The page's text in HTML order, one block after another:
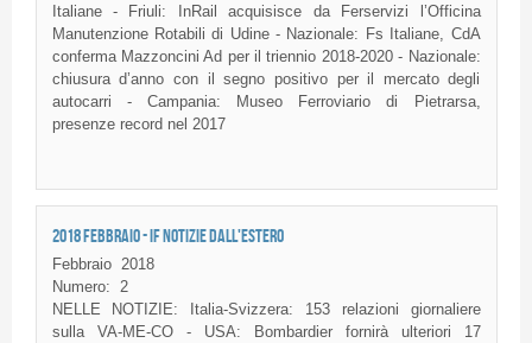
Italiane - Friuli: InRail acquisisce da Ferservizi l’Officina
Manutenzione Rotabili di Udine - Nazionale: Fs Italiane, CdA
conferma Mazzoncini Ad per il triennio 2018-2020 - Nazionale:
chiusura d’anno con il segno positivo per il mercato degli
autocarri - Campania: Museo Ferroviario di Pietrarsa,
presenze record nel 2017
2018 FEBBRAIO - IF NOTIZIE DALL'ESTERO
Febbraio
2018
Numero:
2
NELLE NOTIZIE: Italia-Svizzera: 153 relazioni giornaliere
sulla VA-ME-CO - USA: Bombardier fornirà ulteriori 17